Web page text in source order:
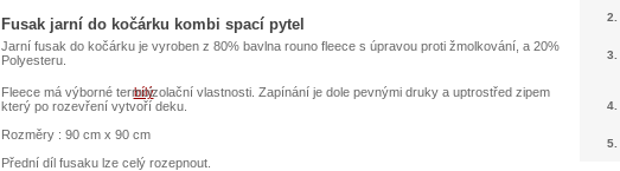
Fusak jarní do kočárku kombi spací pytel
Jarní fusak do kočárku je vyroben z 80% bavlna rouno fleece s úpravou proti žmolkování, a 20%
Polyesteru.
Fleece má výborné termoizolační vlastnosti. Zapínání je dole pevnými druky a uptrostřed zipem
který po rozevření vytvoří deku.
Rozměry : 90 cm x 90 cm
Přední díl fusaku lze celý rozepnout.